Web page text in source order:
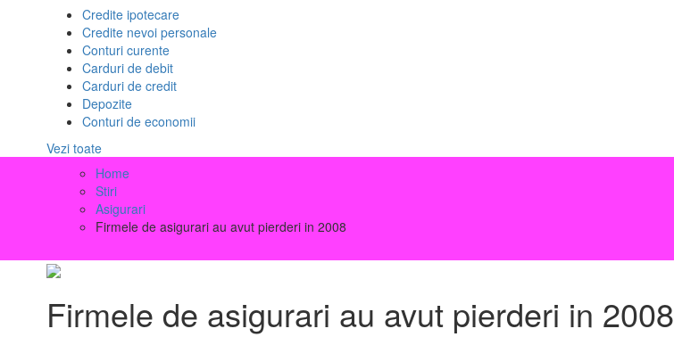
Credite ipotecare
Credite nevoi personale
Conturi curente
Carduri de debit
Carduri de credit
Depozite
Conturi de economii
Vezi toate
Home
Stiri
Asigurari
Firmele de asigurari au avut pierderi in 2008
Firmele de asigurari au avut pierderi in 2008